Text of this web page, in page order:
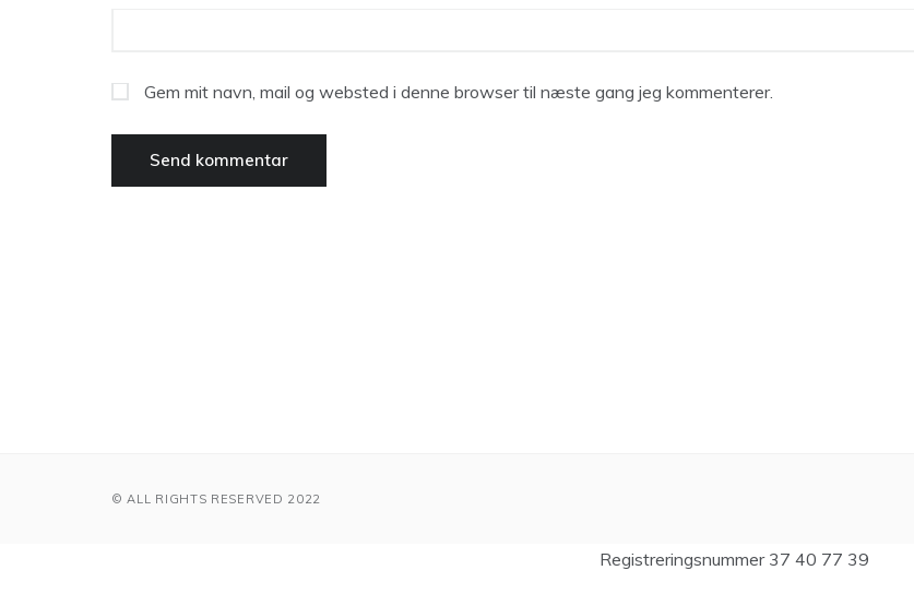
Gem mit navn, mail og websted i denne browser til næste gang jeg kommenterer.
© ALL RIGHTS RESERVED 2022
Registreringsnummer 37 40 77 39